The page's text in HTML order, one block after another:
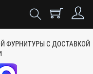
ФУРНИТУРЫ С ДОСТАВКОЙ